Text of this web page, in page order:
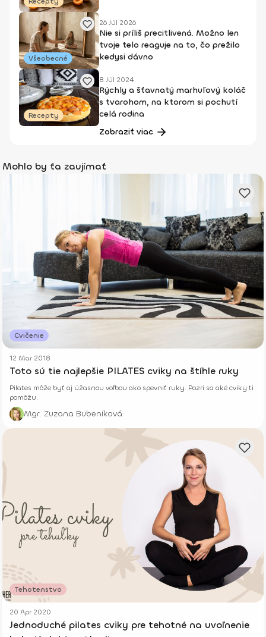
Všeobecné
26 Júl 2026
Nie si príliš precitlivená. Možno len
tvoje telo reaguje na to, čo prežilo
kedysi dávno
Recepty
8 Júl 2024
Rýchly a šťavnatý marhuľový koláč
s tvarohom, na ktorom si pochutí
celá rodina
Zobraziť viac
Mohlo by ťa zaujímať
Cvičenie
12 Mar 2018
Toto sú tie najlepšie PILATES cviky na štíhle ruky
Pilates môže byť aj úžasnou voľbou ako spevniť ruky. Pozri sa aké cviky ti
pomôžu.
Mgr. Zuzana Bubeníková
Tehotenstvo
20 Apr 2020
Jednoduché pilates cviky pre tehotné na uvoľnenie